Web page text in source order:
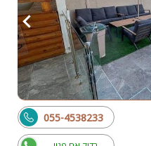
055-4538233